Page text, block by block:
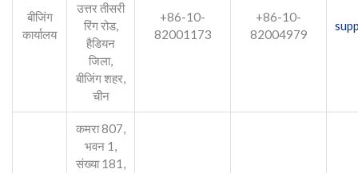
बीजिंग
कार्यालय
उत्तर तीसरी
रिंग रोड,
हैडियन
जिला,
बीजिंग शहर,
चीन
+86-10-
82001173
+86-10-
82004979
कमरा 807,
भवन 1,
संख्या 181,